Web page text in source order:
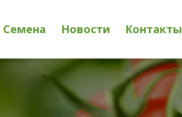
Семена Новости Контакты